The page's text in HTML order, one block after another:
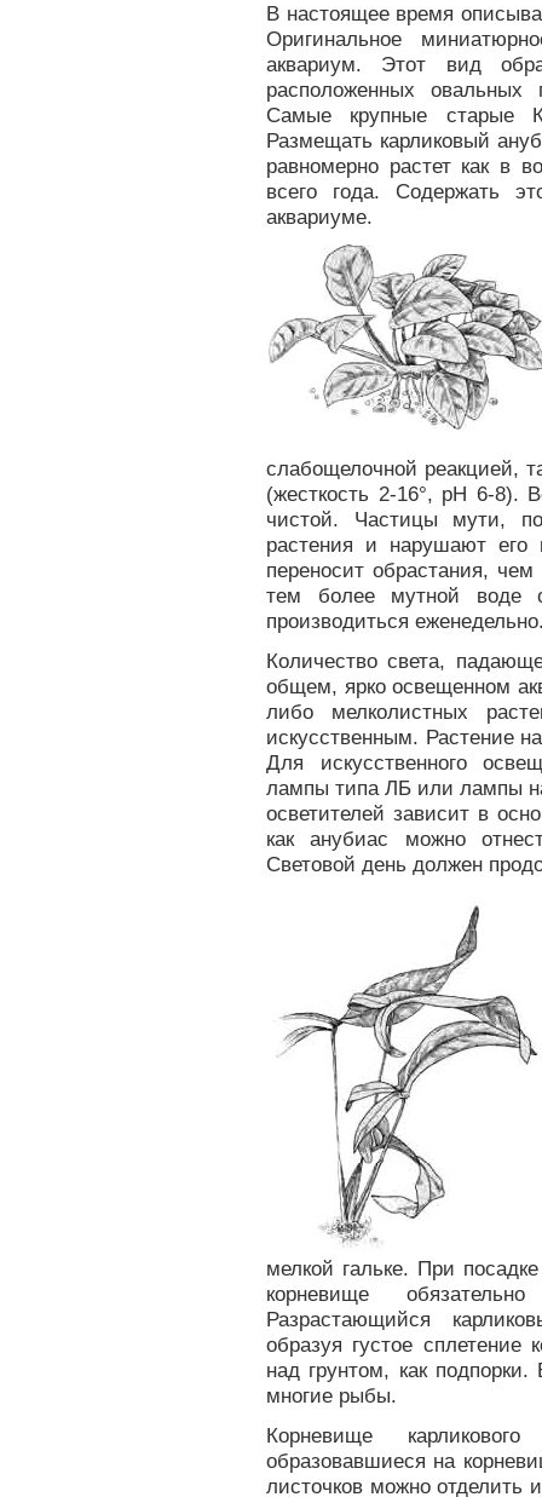
В настоящее время
Оригинальное
аквариум. Этот вид
расположенных овальных
Самые крупные старые
Размещать карликовый
равномерно растет как в
всего года. Содержать
аквариуме.
слабощелочной реакцией,
(жесткость 2-16°, рН 6-8).
чистой. Частицы мути,
растения и нарушают его
переносит обрастания,
тем более мутной воде
производиться
Количество света,
общем, ярко освещенном
либо мелколистных
искусственным. Растение
Для искусственного
лампы типа ЛБ или лампы
осветителей зависит в
как анубиас можно
Световой день должен
мелкой гальке. При
корневище
Разрастающийся
образуя густое сплетение
над грунтом, как
многие рыбы.
Корневище
образовавшиеся на
листочков можно отделить